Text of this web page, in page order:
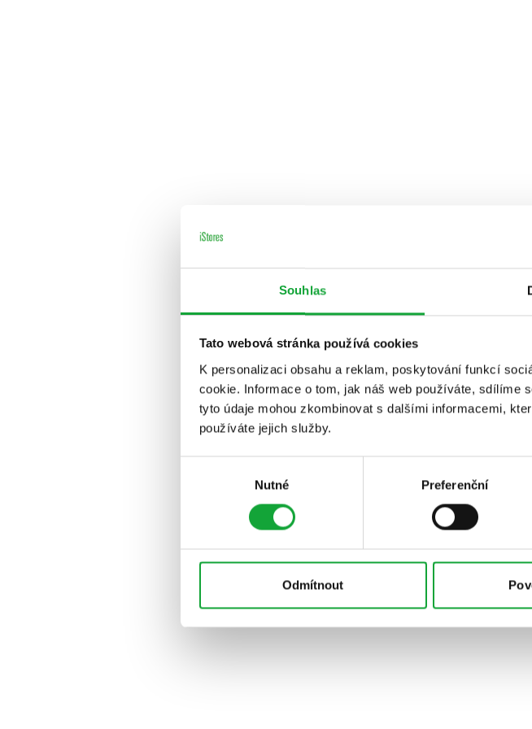
Souhlas
Tato webová stránka používá cookies
K personalizaci obsahu a reklam, poskytování funkcí
cookie. Informace o tom, jak náš web používáte, sdílíme
tyto údaje mohou zkombinovat s dalšími informacemi,
používáte jejich služby.
Nutné Preferenční
Odmítnout